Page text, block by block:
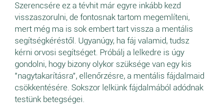
Szerencsére ez a tévhit már egyre inkább kezd
visszaszorulni, de fontosnak tartom megemlíteni,
mert még ma is sok embert tart vissza a mentális
segítségkéréstől. Ugyanúgy, ha fáj valamid, tudsz
kérni orvosi segítséget. Próbálj a lelkedre is úgy
gondolni, hogy bizony olykor szüksége van egy kis
"nagytakarításra", ellenőrzésre, a mentális fájdalmaid
csökkentésére. Sokszor lelkünk fájdalmából adódnak
testünk betegségei.